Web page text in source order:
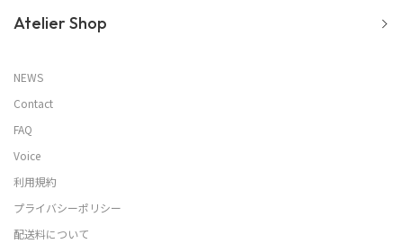
Atelier Shop
NEWS
Contact
FAQ
Voice
利用規約
プライバシーポリシー
配送料について